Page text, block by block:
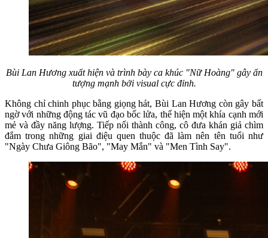
Bùi Lan Hương xuất hiện và trình bày ca khúc "Nữ Hoàng" gây ấn
tượng mạnh bởi visual cực đỉnh.
Không chỉ chinh phục bằng giọng hát, Bùi Lan Hương còn gây bất
ngờ với những động tác vũ đạo bốc lửa, thể hiện một khía cạnh mới
mẻ và đầy năng lượng. Tiếp nối thành công, cô đưa khán giả chìm
đắm trong những giai điệu quen thuộc đã làm nên tên tuổi như
"Ngày Chưa Giông Bão", "May Mắn" và "Men Tình Say".